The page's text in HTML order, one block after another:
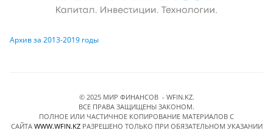
Архив за 2013-2019 годы
© 2025 МИР ФИНАНСОВ - WFIN.KZ.
ВСЕ ПРАВА ЗАЩИЩЕНЫ ЗАКОНОМ.
ПОЛНОЕ ИЛИ ЧАСТИЧНОЕ КОПИРОВАНИЕ МАТЕРИАЛОВ C
САЙТА WWW.WFIN.KZРАЗРЕШЕНО ТОЛЬКО ПРИ ОБЯЗАТЕЛЬНОМ УКАЗАНИИ